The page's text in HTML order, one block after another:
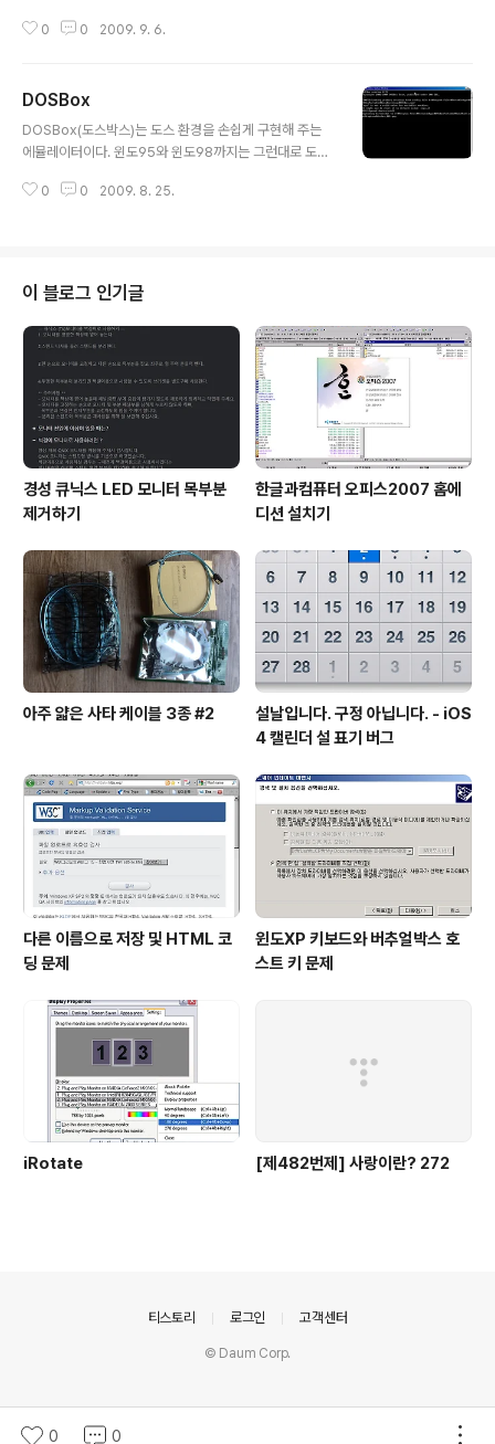
odec Information Appliance 버전 : v2.70a (2007
5/98/ME/NT/2K/XP/Vista 홈페이지 : http://gspot.h
eadbands.com/ 저작권 : 프리웨어 평가 : @@@@@
@@@@@ ( 9 / 10 ) 스크린 샷 : 설명 : 동영상 파일을 구
준다. 위의 두 번째 그림은 7급 공무원이라..
0 0 2009. 9. 6.
DOSBox
DOSBox(도스박스)는 도스 환경을 손쉽게 구현해 주는
에뮬레이터이다. 윈도95와 윈도98까지는 그런대로 도스
하고 있기 때문에 옛 프로그램을 실행하기 위해서는 나름
람이 있었으나 마땅한 해결책이 없었다. 과거 버추얼PC가
꽤 잘 지원하였으나 MS로 개발사가 바뀌면서 영 아니게
되었다. 이런 사람들을 위해서 등장했다고 여겨지는 프로
그램 바로 도스박스(DOSBox)이다. 프로그램 정보 저작
권자/제작자 : 도스박스 팀 운영체제 : 리눅스, FreeBSD,
윈도 9x, 윈도 NT 4.0,..
0 0 2009. 8. 25.
이 블로그 인기글
경성 큐닉스 LED 모니터 목부분
제거하기
한글과컴퓨터 오피스2007 홈에
디션 설치기
아주 얇은 사타 케이블 3종 #2
설날입니다. 구정 아닙니다. - iOS
4 캘린더 설 표기 버그
다른 이름으로 저장 및 HTML 코
딩 문제
윈도XP 키보드와 버추얼박스 호
스트 키 문제
iRotate [제482번제] 사랑이란? 272
0 0
티스토리 로그인 고객센터
© Daum Corp.